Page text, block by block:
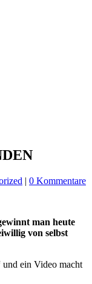
| 0 Kommentare
man heute
von selbst
und ein Video macht